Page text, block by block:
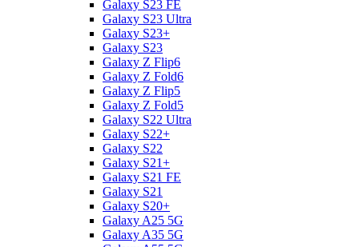
Galaxy S23 FE
Galaxy S23 Ultra
Galaxy S23+
Galaxy S23
Galaxy Z Flip6
Galaxy Z Fold6
Galaxy Z Flip5
Galaxy Z Fold5
Galaxy S22 Ultra
Galaxy S22+
Galaxy S22
Galaxy S21+
Galaxy S21 FE
Galaxy S21
Galaxy S20+
Galaxy A25 5G
Galaxy A35 5G